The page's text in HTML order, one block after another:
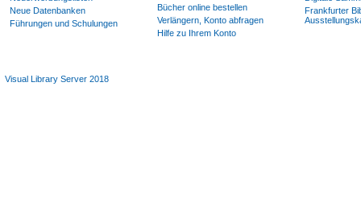
Neue Datenbanken
Führungen und Schulungen
Bücher online bestellen
Verlängern, Konto abfragen
Hilfe zu Ihrem Konto
Frankfurter
Visual Library Server 2018